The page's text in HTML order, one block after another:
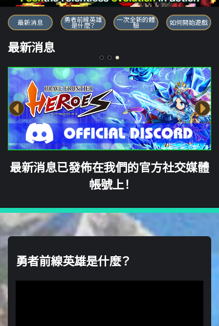
勇者前線英雄
最新消息 勇者前線英雄
是什麼？
一次全新的體
驗 如何開始遊戲
最新消息
最新消息已發佈在我們的官方社交媒體
帳號上！
勇者前線英雄是什麼？